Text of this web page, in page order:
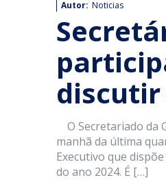
Autor: Noticias
discutir
O Secretariado da
manhã da última
Executivo que
do ano 2024. É […]